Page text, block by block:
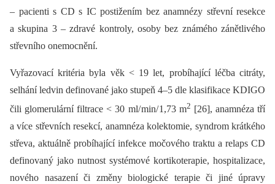
–⁠ pacienti s CD s IC postižením bez anamnézy střevní resekce
a skupina 3 –⁠ zdravé kontroly, osoby bez známého zánětlivého
střevního onemocnění.
Vyřazovací kritéria byla věk < 19 let, probíhající léčba citráty,
selhání ledvin definované jako stupeň 4–5 dle klasifikace KDIGO
čili glomerulární filtrace < 30 ml/ min/ 1,73 m2 [26], anamnéza tří
a více střevních resekcí, anamnéza kolektomie, syndrom krátkého
střeva, aktuálně probíhající infekce močového traktu a relaps CD
definovaný jako nutnost systémové kortikoterapie, hospitalizace,
nového nasazení či změny bio­logické terapie či jiné úpravy